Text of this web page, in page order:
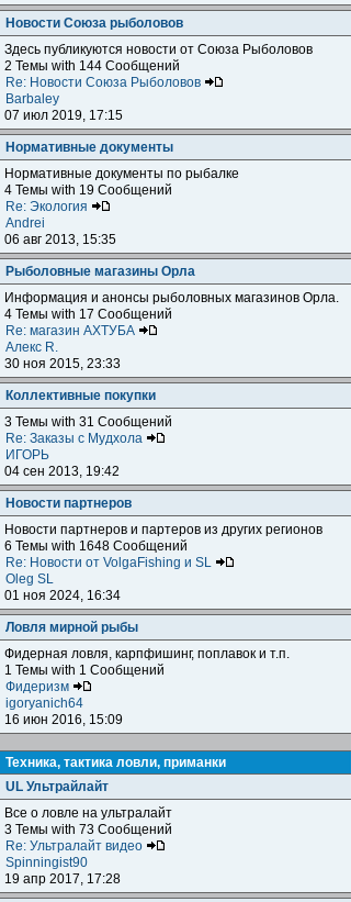
Новости Союза рыболовов
Здесь публикуются новости от Союза Рыболовов
2 Темы with 144 Сообщений
Re: Новости Союза Рыболовов
Barbaley
07 июл 2019, 17:15
Нормативные документы
Нормативные документы по рыбалке
4 Темы with 19 Сообщений
Re: Экология
Andrei
06 авг 2013, 15:35
Рыболовные магазины Орла
Информация и анонсы рыболовных магазинов Орла.
4 Темы with 17 Сообщений
Re: магазин АХТУБА
Алекс R.
30 ноя 2015, 23:33
Коллективные покупки
3 Темы with 31 Сообщений
Re: Заказы с Мудхола
ИГОРЬ
04 сен 2013, 19:42
Новости партнеров
Новости партнеров и партеров из других регионов
6 Темы with 1648 Сообщений
Re: Новости от VolgaFishing и SL
Oleg SL
01 ноя 2024, 16:34
Ловля мирной рыбы
Фидерная ловля, карпфишинг, поплавок и т.п.
1 Темы with 1 Сообщений
Фидеризм
igoryanich64
16 июн 2016, 15:09
Техника, тактика ловли, приманки
UL Ультрайлайт
Все о ловле на ультралайт
3 Темы with 73 Сообщений
Re: Ультралайт видео
Spinningist90
19 апр 2017, 17:28